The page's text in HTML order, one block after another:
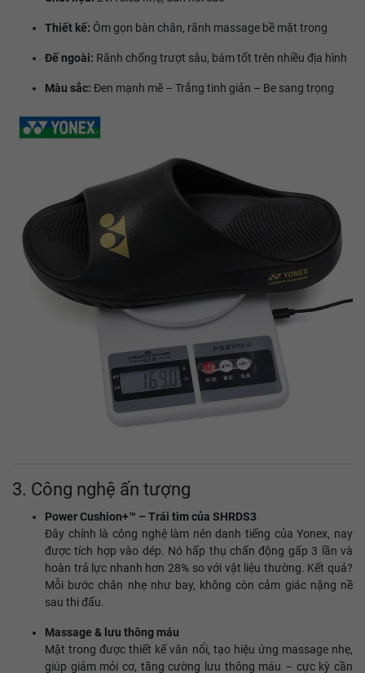
Thiết kế: Ôm gọn bàn chân, rãnh massage bề mặt trong
Đế ngoài: Rãnh chống trượt sâu, bám tốt trên nhiều địa hình
Màu sắc: Đen mạnh mẽ – Trắng tinh giản – Be sang trọng
3. Công nghệ ấn tượng
Power Cushion+™ – Trái tim của SHRDS3
Đây chính là công nghệ làm nên danh tiếng của Yonex, nay
được tích hợp vào dép. Nó hấp thụ chấn động gấp 3 lần và
hoàn trả lực nhanh hơn 28% so với vật liệu thường. Kết quả?
Mỗi bước chân nhẹ như bay, không còn cảm giác nặng nề
sau thi đấu.
Massage & lưu thông máu
Mặt trong được thiết kế vân nổi, tạo hiệu ứng massage nhẹ,
giúp giảm mỏi cơ, tăng cường lưu thông máu – cực kỳ cần